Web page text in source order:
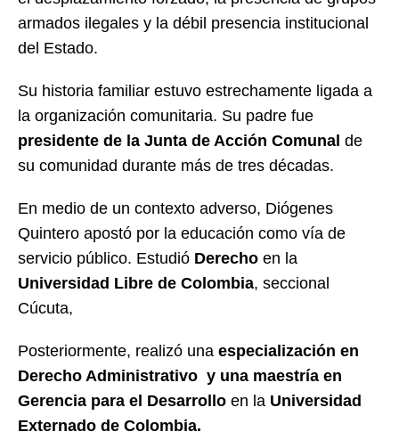
armados ilegales y la débil presencia institucional
del Estado.
Su historia familiar estuvo estrechamente ligada a
la organización comunitaria. Su padre fue
presidente de la Junta de Acción Comunal de
su comunidad durante más de tres décadas.
En medio de un contexto adverso, Diógenes
Quintero apostó por la educación como vía de
servicio público. Estudió Derecho en la
Universidad Libre de Colombia, seccional
Cúcuta,
Posteriormente, realizó una especialización en
Derecho Administrativo y una maestría en
Gerencia para el Desarrollo en la Universidad
Externado de Colombia.